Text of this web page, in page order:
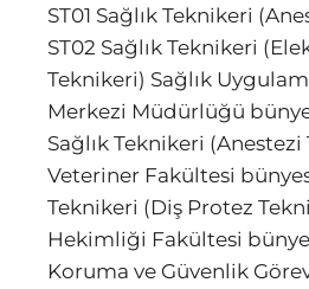
ST01 Sağlık Teknikeri
ST02 Sağlık Teknikeri
Teknikeri) Sağlık
Merkezi Müdürlüğü
Sağlık Teknikeri (Anestezi
Veteriner Fakültesi
Teknikeri (Diş Protez
Hekimliği Fakültesi
Koruma ve Güvenlik